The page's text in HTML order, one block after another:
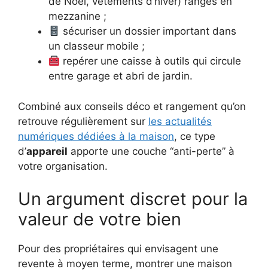
mezzanine ;
sécuriser un dossier important dans
un classeur mobile ;
repérer une caisse à outils qui circule
entre garage et abri de jardin.
Combiné aux conseils déco et rangement qu’on
retrouve régulièrement sur les actualités
numériques dédiées à la maison, ce type
d’appareil apporte une couche “anti-perte” à
votre organisation.
Un argument discret pour la
valeur de votre bien
Pour des propriétaires qui envisagent une
revente à moyen terme, montrer une maison